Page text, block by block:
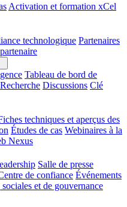
Activation et formation xCel
technologique Partenaires
Tableau de bord de
Recherche Discussions Clé
techniques et aperçus des
Études de cas Webinaires à la
Nexus
Salle de presse
de confiance Événements
et de gouvernance